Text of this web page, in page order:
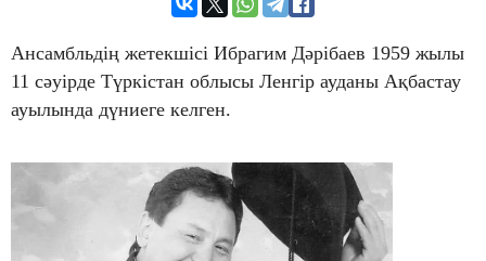
Ансамбльдің жетекшісі Ибрагим Дәрібаев 1959 жылы
11 сәуірде Түркістан облысы Ленгір ауданы Ақбастау
ауылында дүниеге келген.